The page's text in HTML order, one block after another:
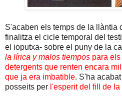
S'acaben els temps de la llàntia
finalitza el cicle temporal del
el ioputxa- sobre el puny de la
la lírica y malos tiempos para
detergents que renten encara
que ja era imbatible. S'ha
posseits per l'esperit del fill de